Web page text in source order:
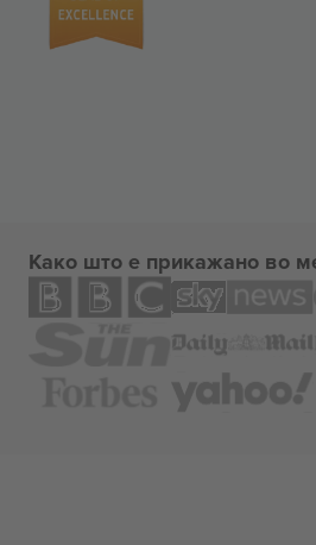
Како што е прикажано во